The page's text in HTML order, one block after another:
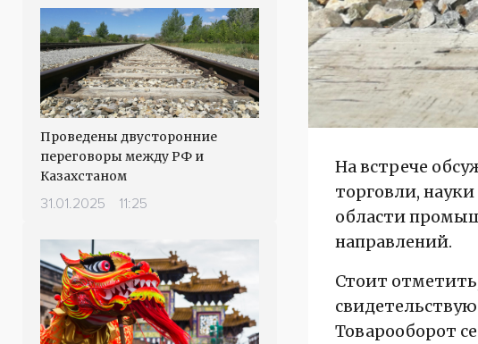
Проведены двусторонние
переговоры между РФ и
Казахстаном
31.01.2025 11:25
На встрече
торговли,
области
направлений.
Стоит
Товарооборот